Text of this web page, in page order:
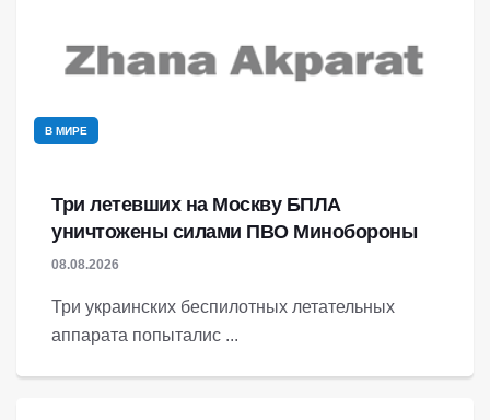
В МИРЕ
Три летевших на Москву БПЛА
уничтожены силами ПВО Минобороны
08.08.2026
Три украинских беспилотных летательных
аппарата попыталис ...